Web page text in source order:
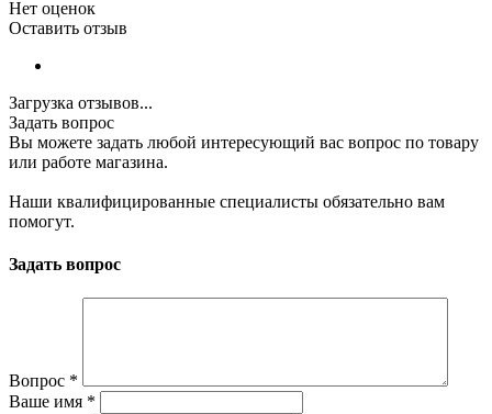
Нет оценок
Оставить отзыв
Загрузка отзывов...
Задать вопрос
Вы можете задать любой интересующий вас вопрос по товару
или работе магазина.
Наши квалифицированные специалисты обязательно вам
помогут.
Задать вопрос
Вопрос *
Ваше имя *